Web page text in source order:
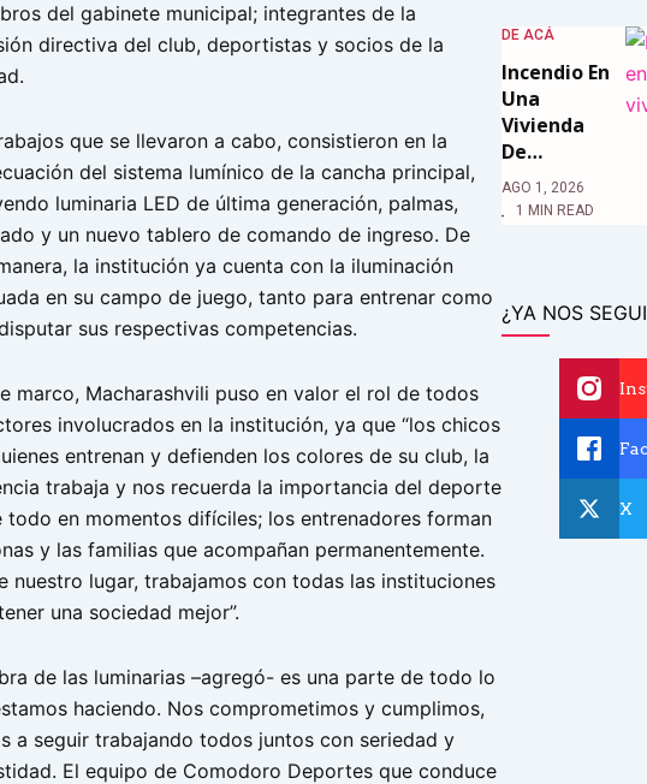
del gabinete municipal; integrantes de la
directiva del club, deportistas y socios de la
que se llevaron a cabo, consistieron en la
del sistema lumínico de la cancha principal,
luminaria LED de última generación, palmas,
y un nuevo tablero de comando de ingreso. De
la institución ya cuenta con la iluminación
en su campo de juego, tanto para entrenar como
sus respectivas competencias.
marco, Macharashvili puso en valor el rol de todos
involucrados en la institución, ya que “los chicos
entrenan y defienden los colores de su club, la
trabaja y nos recuerda la importancia del deporte
todo en momentos difíciles; los entrenadores forman
y las familias que acompañan permanentemente.
nuestro lugar, trabajamos con todas las instituciones
una sociedad mejor”.
de las luminarias –agregó- es una parte de todo lo
haciendo. Nos comprometimos y cumplimos,
a seguir trabajando todos juntos con seriedad y
El equipo de Comodoro Deportes que conduce
DE ACÁ
Incendio En
Una
Vivienda
De…
AGO 1, 2026
1 MIN READ
¿YA NOS
X